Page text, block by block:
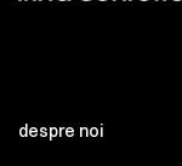
despre noi